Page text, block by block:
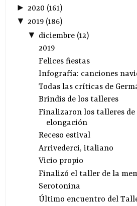
► 2020 (161)
▼2019 (186)
▼ diciembre(12)
2019
Felices fiestas
Infografía: canciones
Todas las críticas de
Brindis de los talleres
Finalizaron los talleres de
elongación
Receso estival
Arrivederci, italiano
Vicio propio
Finalizó el taller de la
Serotonina
Último encuentro del